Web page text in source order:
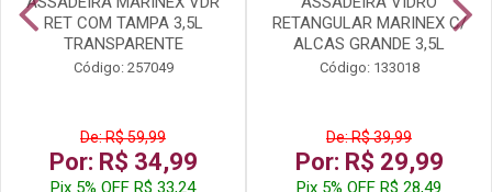
RET COM TAMPA 3,5L
TRANSPARENTE
Código: 257049
De: R$ 59,99
Por: R$ 34,99
Pix 5% OFF R$ 33,24
RETANGULAR MARINEX C/
ALCAS GRANDE 3,5L
Código: 133018
De: R$ 39,99
Por: R$ 29,99
Pix 5% OFF R$ 28,49